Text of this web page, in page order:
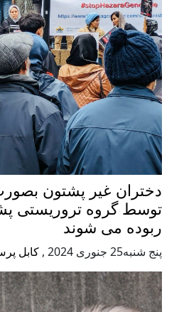
دختران غیر پشتون
توسط گروه تروریستی
ربوده می شوند
پنج شنبه25 جنوری 2024 , کابل